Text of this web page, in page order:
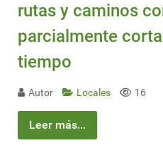
rutas y caminos
parcialmente
tiempo
Autor Locales 16
Leer más...